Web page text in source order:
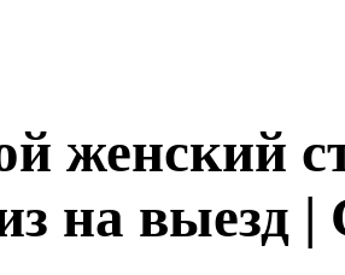
женский
на выезд